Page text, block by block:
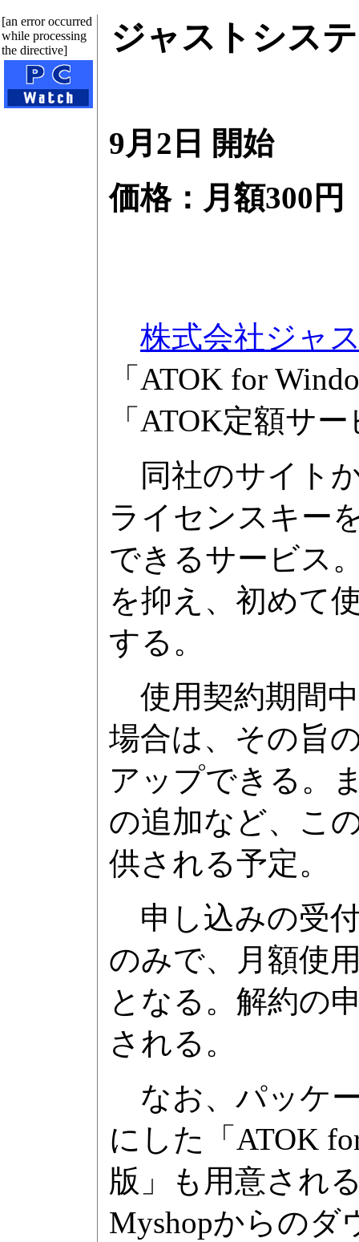
[an error occurred
while processing
the directive]
ジャストシス
9月2日 開始
価格：月額300円
株式会社ジャ
「ATOK for
「ATOK定額サ
同社のサイト
ライセンスキー
できるサービス
を抑え、初めて
する。
使用契約期間
場合は、その旨
アップできる。
の追加など、こ
供される予定。
申し込みの受付
のみで、月額使
となる。解約の
される。
なお、パッケ
にした「ATOK
版」も用意され
Myshopからのダ